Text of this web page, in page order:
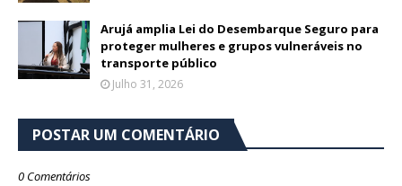
Arujá amplia Lei do Desembarque Seguro para
proteger mulheres e grupos vulneráveis no
transporte público
Julho 31, 2026
POSTAR UM COMENTÁRIO
0 Comentários